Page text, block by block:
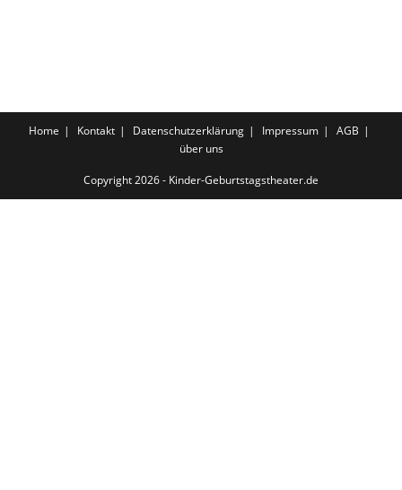
Home Kontakt Datenschutzerklärung Impressum
AGB
über uns
Copyright 2026 - Kinder-Geburtstagstheater.de